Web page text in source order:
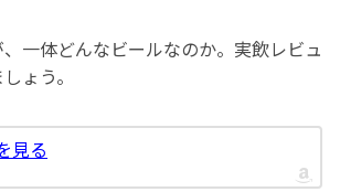
一体どんなビールなのか。実飲レビュ
ょう。
見る